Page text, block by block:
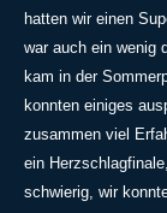
hatten wir einen
war auch ein wenig
kam in der
konnten einiges
zusammen viel
ein
schwierig, wir